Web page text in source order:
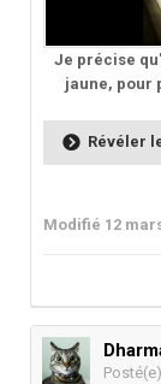
Je précise
jaune, pour
Révéler
Modifié 12
Posté(e)